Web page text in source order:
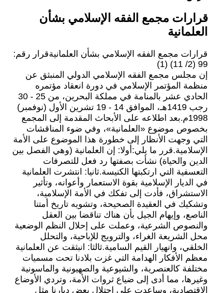
قرارات مجمع الفقه الإسلامي بشأن
العلمانية
قرارات مجمع الفقه الإسلامي بشأن العلمانيةقرار رقم:
99 (2/ 11) (1)
إن مجلس مجمع الفقه الإسلامي الدولي المنبثق عن
منظمة المؤتمر الإسلامي في دورة انعقاد مؤتمره
الحادي عشر بالمنامة في مملكة البحرين، من 25 - 30
رجب 1419هـ، الموافق 14 - 19 تشرين الأول (نوفمبر)
1998م.بعد اطلاعه على الأبحاث المقدمة إلى المجمع
بخصوص موضوع «العلمانية»، وفي ضوء المناقشات
التي وجهت الأنظار إلى خطورة هذا الموضوع على الأمة
الإسلامية.قرر ما يلي:أولا: إن العلمانية (وهي الفصل بين
الدين والحياة) نشأت بصفتها رد فعل للتصرفات
التعسفية التي ارتكبتها الكنيسة.ثانيا: انتشرت العلمانية
في الديار الإسلامية بقوة الاستعمار وأعوانه، وتأثير
الاستشراق، فأدت إلى تفكك في الأمة الإسلامية،
وتشكيك في العقيدة الصحيحة، وتشويه تاريخ أمتنا
الناصع، وإيهام الجيل بأن هناك تناقضا بين العقل
والنصوص الشرعية، وعملت على إحلال النظم الوضعية
محل الشريعة الغراء، والترويج للإباحية، والتحلل
الخلقي، وانهيار القيم السامية.ثالثا: انبثقت عن العلمانية
معظم الأفكار الهدامة التي غزت بلادنا تحت مسميات
مختلفة كالعنصرية، والشيوعية والصهيونية والماسونية
وغيرها، مما أدى إلى ضياع ثروات الأمة، وتردي الأوضاع
الاقتصادية، وساعدت على احتلال بعض ديارنا مثل